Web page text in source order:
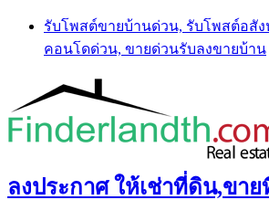
Skip
content
รับโพสต์ขายบ้านด่วน, รับโพสต์อสั
คอนโดด่วน, ขายด่วนรับลงขายบ้าน
ลงประกาศ ให้เช่าที่ดิน,ขา